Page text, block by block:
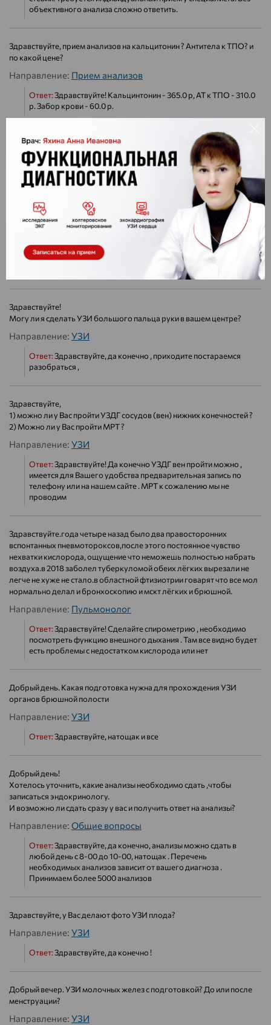
объективного анализа сложно ответить.
Здравствуйте, прием анализов на кальцитонин ? Антитела к ТПО? и
по какой цене?
Направление: Прием анализов
Ответ:Здравствуйте! Кальцинтонин - 365.0 р, АТ к ТПО - 310.0
р. Забор крови - 60.0 р.
Добрый день! Денситометрия у вас какая? ультразвуковая? И
почему только по пяточной кости проводите? БЕдренную кость,
позвонки, лучезапястный сустав неужели нельзя проверить?
Спасибо. И к какому специалисту идти дальше с результатами- к
ревматологу? кто занимается этой проблемой? остеопороз.
Направление: Общие вопросы
Ответ:
Здравствуйте, ультразвуковой денситометр , без
облучения , без вреда , и самое главно точен . Производиться
анализ пяточной кости , аппарат адаптирован для пыточной
кости и ежедневно тестируется . При патологии остепения или
остеопороз необходима консультация эндокринолога
Здравствуйте!
Могу ли я сделать УЗИ большого пальца руки в вашем центре?
Направление: УЗИ
Ответ:Здравствуйте, да конечно , приходите постараемся
разобраться ,
Здравствуйте,
1) можно ли у Вас пройти УЗДГ сосудов (вен) нижних конечностей ?
2) Можно ли у Вас пройти МРТ ?
Направление: УЗИ
Ответ:Здравствуйте! Да конечно УЗДГ вен пройти можно ,
имеется для Вашего удобства предварительная запись по
телефону или на нашем сайте . МРТ к сожалению мы не
проводим
Здравствуйте.года четыре назад было два правосторонних
вспонтанных пневмотороксов,после этого постоянное чувство
нехватки кислорода, ощущение что неможешь полностью набрать
воздуха.в 2018 заболел туберкуломой обеих лёгких вырезали не
легче не хуже не стало.в областной фтизиотрии говарят что все мол
нормально делал и бронхоскопию и мскт лёгких и брюшной.
Направление: Пульмонолог
Ответ:Здравствуйте! Сделайте спирометрию , необходимо
посмотреть функцию внешного дыхания . Там все видно будет
есть проблемы с недостатком кислорода или нет
Добрый день. Какая подготовка нужна для прохождения УЗИ
органов брюшной полости
Направление: УЗИ
Ответ:Здравствуйте, натощак и все
Добрый день!
Хотелось уточнить, какие анализы необходимо сдать ,чтобы
записаться эндокринологу.
И возможно ли сдать сразу у вас и получить ответ на анализы?
Направление: Общие вопросы
Ответ:Здравствуйте, да конечно, анализы можно сдать в
любой день с 8-00 до 10-00, натощак . Перечень
необходимых анализов зависит от вашего диагноза .
Принимаем более 5000 анализов
Здравствуйте, у Вас делают фото УЗИ плода?
Направление: УЗИ
Ответ:Здравствуйте, да конечно !
Добрый вечер. УЗИ молочных желез с подготовкой? До или после
менструации?
Направление: УЗИ